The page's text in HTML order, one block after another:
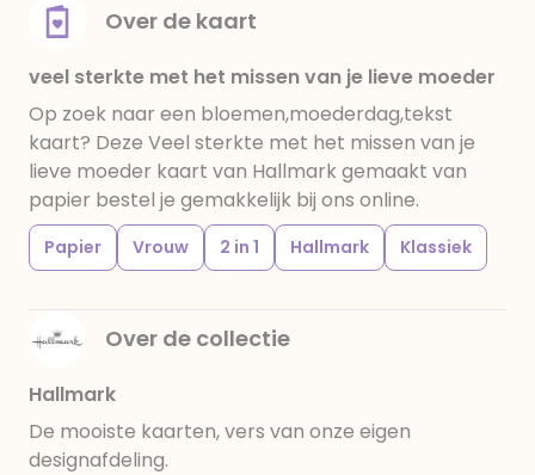
Over de kaart
veel sterkte met het missen van je lieve moeder
Op zoek naar een bloemen,moederdag,tekst
kaart? Deze Veel sterkte met het missen van je
lieve moeder kaart van Hallmark gemaakt van
papier bestel je gemakkelijk bij ons online.
Papier Vrouw 2 in 1 Hallmark Klassiek
Over de collectie
Hallmark
De mooiste kaarten, vers van onze eigen
designafdeling.